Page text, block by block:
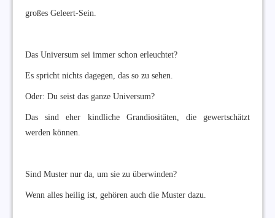
großes Geleert-Sein.
Das Universum sei immer schon erleuchtet?
Es spricht nichts dagegen, das so zu sehen.
Oder: Du seist das ganze Universum?
Das sind eher kindliche Grandiositäten, die gewertschätzt
werden können.
Sind Muster nur da, um sie zu überwinden?
Wenn alles heilig ist, gehören auch die Muster dazu.